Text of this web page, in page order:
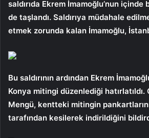
saldırıda Ekrem İmamoğlu’nun
de taşlandı. Saldırıya müdahale
etmek zorunda kalan İmamoğlu,
Bu saldırının ardından Ekrem
Konya mitingi düzenlediği
Mengü, kentteki mitingin
tarafından kesilerek indirildiğini